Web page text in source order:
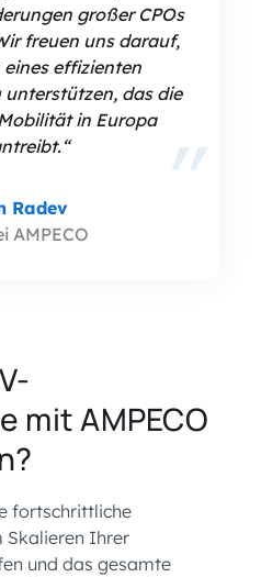
großer CPOs
freuen uns darauf,
eines effizienten
unterstützen, das die
in Europa
Radev
AMPECO
mit AMPECO
fortschrittliche
Ihrer
und das gesamte